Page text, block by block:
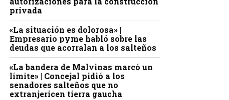
privada
«La situación es dolorosa» |
Empresario pyme habló sobre las
deudas que acorralan a los salteños
«La bandera de Malvinas marcó un
límite» | Concejal pidió a los
senadores salteños que no
extranjericen tierra gaucha